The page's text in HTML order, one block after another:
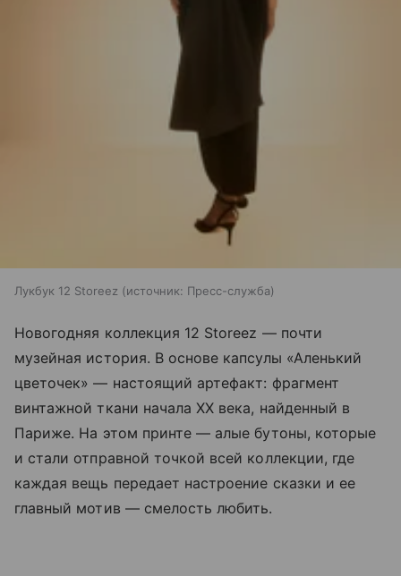
Лукбук 12 Storeez источник: Пресс-служба
Новогодняя коллекция 12 Storeez — почти
музейная история. В основе капсулы «Аленький
цветочек» — настоящий артефакт: фрагмент
винтажной ткани начала XX века, найденный в
Париже. На этом принте — алые бутоны, которые
и стали отправной точкой всей коллекции, где
каждая вещь передает настроение сказки и ее
главный мотив — смелость любить.